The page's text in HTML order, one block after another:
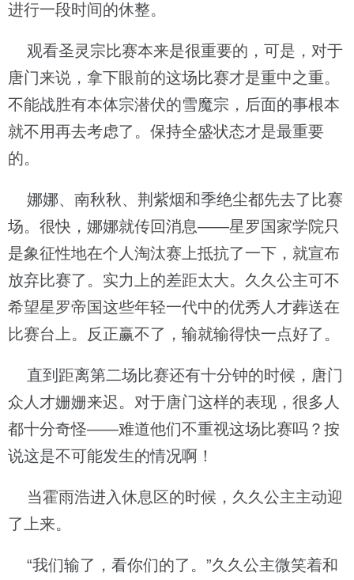
进行一段时间的休整。
观看圣灵宗比赛本来是很重要的，可是，对于
唐门来说，拿下眼前的这场比赛才是重中之重。
不能战胜有本体宗潜伏的雪魔宗，后面的事根本
就不用再去考虑了。保持全盛状态才是最重要
的。
娜娜、南秋秋、荆紫烟和季绝尘都先去了比赛
场。很快，娜娜就传回消息——星罗国家学院只
是象征性地在个人淘汰赛上抵抗了一下，就宣布
放弃比赛了。实力上的差距太大。久久公主可不
希望星罗帝国这些年轻一代中的优秀人才葬送在
比赛台上。反正赢不了，输就输得快一点好了。
直到距离第二场比赛还有十分钟的时候，唐门
众人才姗姗来迟。对于唐门这样的表现，很多人
都十分奇怪——难道他们不重视这场比赛吗？按
说这是不可能发生的情况啊！
当霍雨浩进入休息区的时候，久久公主主动迎
了上来。
“我们输了，看你们的了。”久久公主微笑着和